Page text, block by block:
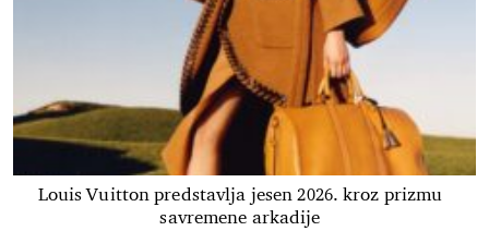
Louis Vuitton predstavlja jesen 2026. kroz prizmu
savremene arkadije